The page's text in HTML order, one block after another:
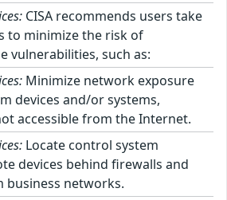
CISA recommends users take
to minimize the risk of
vulnerabilities, such as:
Minimize network exposure
devices and/or systems,
accessible from the Internet.
Locate control system
devices behind firewalls and
networks.